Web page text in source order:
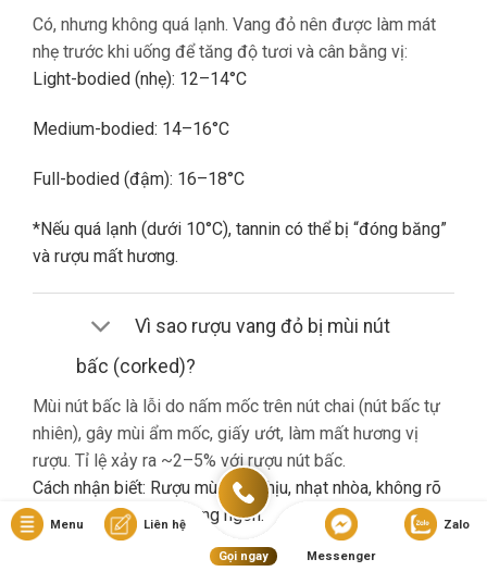
Có, nhưng không quá lạnh. Vang đỏ nên được làm mát
nhẹ trước khi uống để tăng độ tươi và cân bằng vị:
Light-bodied (nhẹ): 12–14°C
Medium-bodied: 14–16°C
Full-bodied (đậm): 16–18°C
*Nếu quá lạnh (dưới 10°C), tannin có thể bị “đóng băng”
và rượu mất hương.
Vì sao rượu vang đỏ bị mùi nút
bấc (corked)?
Mùi nút bấc là lỗi do nấm mốc trên nút chai (nút bấc tự
nhiên), gây mùi ẩm mốc, giấy ướt, làm mất hương vị
rượu. Tỉ lệ xảy ra ~2–5% với rượu nút bấc.
Cách nhận biết: Rượu mùi khó chịu, nhạt nhòa, không rõ
hương trái cây dù là vang ngon.
Nếu gặp lỗi này, bạn nên liên hệ cửa hàng đổi trả (nếu có
Menu Liên hệ
Gọi ngay Messenger
Zalo